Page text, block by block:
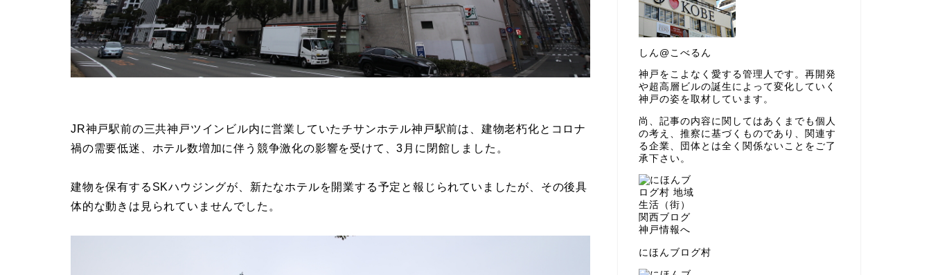
JR神戸駅前の三共神戸ツインビル内に営業していたチサンホテル神戸駅前は、建物老朽化とコロナ
禍の需要低迷、ホテル数増加に伴う競争激化の影響を受けて、3月に閉館しました。
建物を保有するSKハウジングが、新たなホテルを開業する予定と報じられていましたが、その後具
体的な動きは見られていませんでした。
しん@こべるん
神戸をこよなく愛する管理人です。再開発
や超高層ビルの誕生によって変化していく
神戸の姿を取材しています。
尚、記事の内容に関してはあくまでも個人
の考え、推察に基づくものであり、関連す
る企業、団体とは全く関係ないことをご了
承下さい。
にほんブログ村